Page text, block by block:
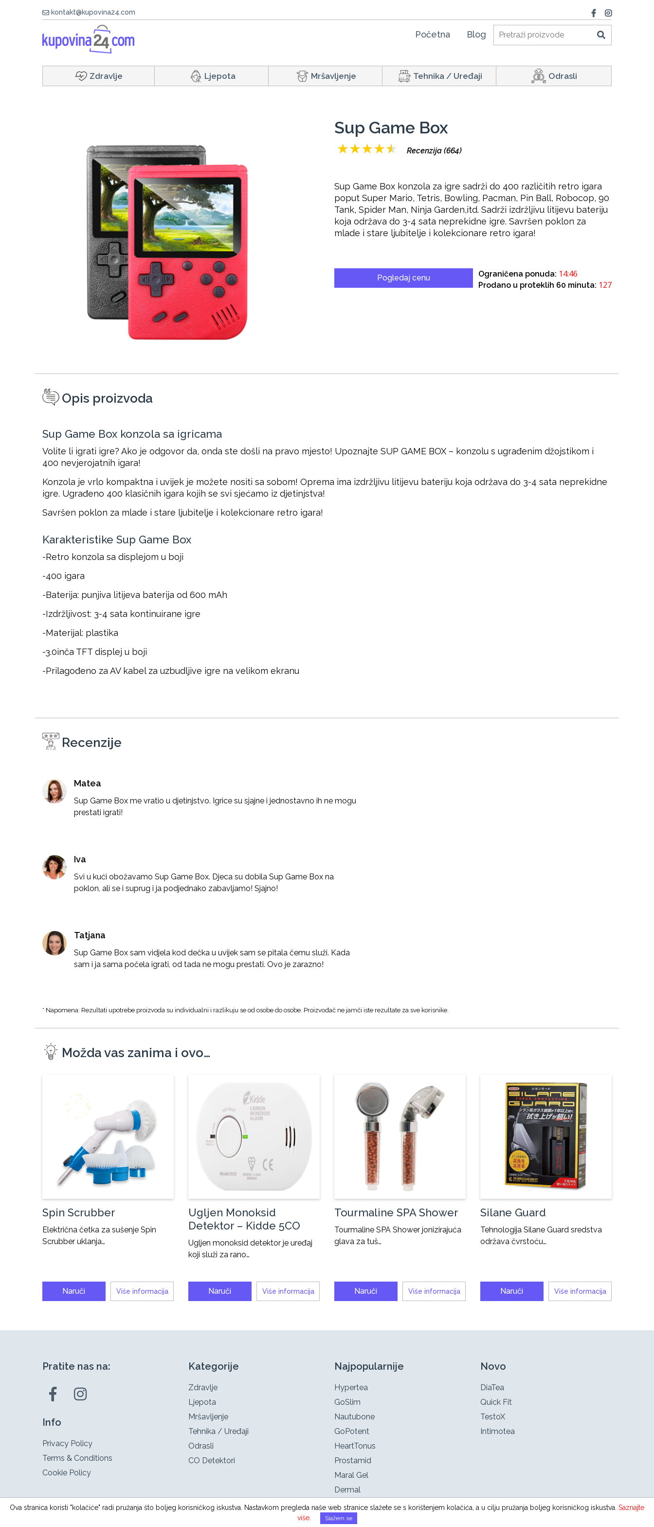
kontakt@kupovina24.com
Početna Blog
Zdravlje Ljepota Mršavljenje Tehnika / Uređaji Odrasli
Sup Game Box
★★★★★ Recenzija (664)
Sup Game Box konzola za igre sadrži do 400 različitih retro igara
poput Super Mario, Tetris, Bowling, Pacman, Pin Ball, Robocop, 90
Tank, Spider Man, Ninja Garden,itd. Sadrži izdržljivu litijevu bateriju
koja održava do 3-4 sata neprekidne igre. Savršen poklon za
mlade i stare ljubitelje i kolekcionare retro igara!
Pogledaj cenu Ograničena ponuda: 14:46
Prodano u proteklih 60 minuta: 127
Opis proizvoda
Sup Game Box konzola sa igricama
Volite li igrati igre? Ako je odgovor da, onda ste došli na pravo mjesto! Upoznajte SUP GAME BOX – konzolu s ugrađenim džojstikom i
400 nevjerojatnih igara!
Konzola je vrlo kompaktna i uvijek je možete nositi sa sobom! Oprema ima izdržljivu litijevu bateriju koja održava do 3-4 sata neprekidne
igre. Ugrađeno 400 klasičnih igara kojih se svi sjećamo iz djetinjstva!
Savršen poklon za mlade i stare ljubitelje i kolekcionare retro igara!
Karakteristike Sup Game Box
-Retro konzola sa displejom u boji
-400 igara
-Baterija: punjiva litijeva baterija od 600 mAh
-Izdržljivost: 3-4 sata kontinuirane igre
-Materijal: plastika
-3.0inča TFT displej u boji
-Prilagođeno za AV kabel za uzbudljive igre na velikom ekranu
Recenzije
Matea
Sup Game Box me vratio u djetinjstvo. Igrice su sjajne i jednostavno ih ne mogu
prestati igrati!
Iva
Svi u kući obožavamo Sup Game Box. Djeca su dobila Sup Game Box na
poklon, ali se i suprug i ja podjednako zabavljamo! Sjajno!
Tatjana
Sup Game Box sam vidjela kod dečka u uvijek sam se pitala čemu služi. Kada
sam i ja sama počela igrati, od tada ne mogu prestati. Ovo je zarazno!
* Napomena: Rezultati upotrebe proizvoda su individualni i razlikuju se od osobe do osobe. Proizvođač ne jamči iste rezultate za sve korisnike.
Možda vas zanima i ovo…
Spin Scrubber
Električna četka za sušenje Spin
Scrubber uklanja…
Naruči Više informacija
Ugljen Monoksid
Detektor – Kidde 5CO
Ugljen monoksid detektor je uređaj
koji služi za rano…
Naruči Više informacija
Tourmaline SPA Shower
Tourmaline SPA Shower jonizirajuća
glava za tuš…
Naruči Više informacija
Silane Guard
Tehnologija Silane Guard sredstva
održava čvrstoću…
Naruči Više informacija
Ova stranica koristi "kolačiće" radi pružanja što boljeg korisničkog iskustva. Nastavkom pregleda naše web stranice slažete se s korištenjem kolačića, a u cilju pružanja boljeg korisničkog iskustva. Saznajte
više. Slažem se
Pratite nas na:
Info
Privacy Policy
Terms & Conditions
Cookie Policy
Kategorije
Zdravlje
Ljepota
Mršavljenje
Tehnika / Uređaji
Odrasli
CO Detektori
Najpopularnije
Hypertea
GoSlim
Nautubone
GoPotent
HeartTonus
Prostamid
Maral Gel
Dermal
Novo
DiaTea
Quick Fit
TestoX
Intimotea
Sva prava zadržana ©kupovina24.com